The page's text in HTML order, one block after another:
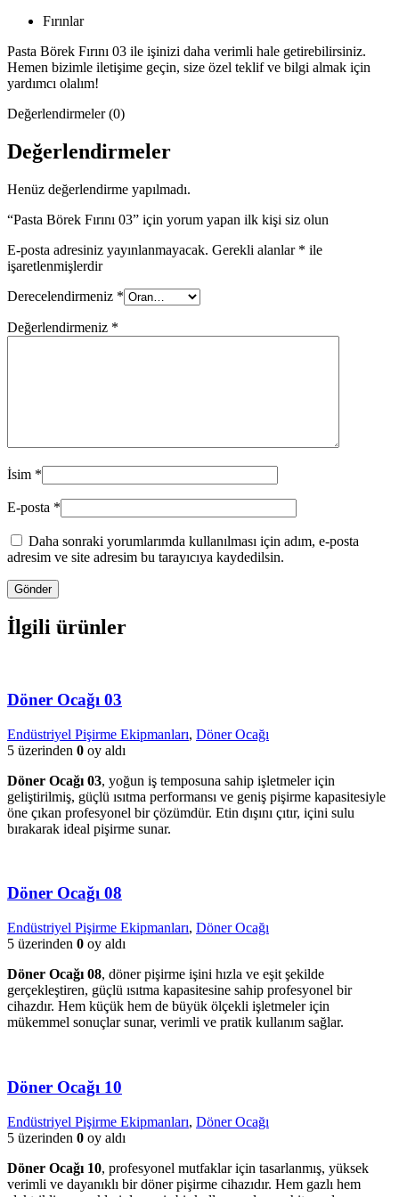
Fırınlar
Pasta Börek Fırını 03 ile işinizi daha verimli hale getirebilirsiniz.
Hemen bizimle iletişime geçin, size özel teklif ve bilgi almak için
yardımcı olalım!
Değerlendirmeler (0)
Değerlendirmeler
Henüz değerlendirme yapılmadı.
“Pasta Börek Fırını 03” için yorum yapan ilk kişi siz olun
E-posta adresiniz yayınlanmayacak. Gerekli alanlar * ile
işaretlenmişlerdir
Derecelendirmeniz *
Değerlendirmeniz *
İsim *
E-posta *
Daha sonraki yorumlarımda kullanılması için adım, e-posta
adresim ve site adresim bu tarayıcıya kaydedilsin.
İlgili ürünler
Döner Ocağı 03
Endüstriyel Pişirme Ekipmanları, Döner Ocağı
5 üzerinden 0 oy aldı
Döner Ocağı 03, yoğun iş temposuna sahip işletmeler için
geliştirilmiş, güçlü ısıtma performansı ve geniş pişirme kapasitesiyle
öne çıkan profesyonel bir çözümdür. Etin dışını çıtır, içini sulu
bırakarak ideal pişirme sunar.
Döner Ocağı 08
Endüstriyel Pişirme Ekipmanları, Döner Ocağı
5 üzerinden 0 oy aldı
Döner Ocağı 08, döner pişirme işini hızla ve eşit şekilde
gerçekleştiren, güçlü ısıtma kapasitesine sahip profesyonel bir
cihazdır. Hem küçük hem de büyük ölçekli işletmeler için
mükemmel sonuçlar sunar, verimli ve pratik kullanım sağlar.
Döner Ocağı 10
Endüstriyel Pişirme Ekipmanları, Döner Ocağı
5 üzerinden 0 oy aldı
Döner Ocağı 10, profesyonel mutfaklar için tasarlanmış, yüksek
verimli ve dayanıklı bir döner pişirme cihazıdır. Hem gazlı hem